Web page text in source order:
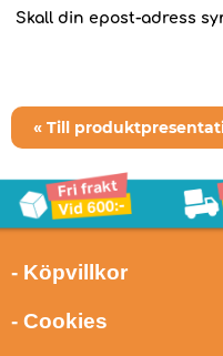
Skall din epost-adress
« Till
- Köpvillkor
- Cookies